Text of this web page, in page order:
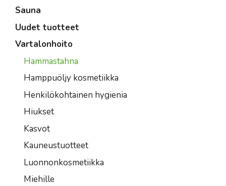
Sauna
Uudet tuotteet
Vartalonhoito
Hammastahna
Hamppuöljy kosmetiikka
Henkilökohtainen hygienia
Hiukset
Kasvot
Kauneustuotteet
Luonnonkosmetiikka
Miehille